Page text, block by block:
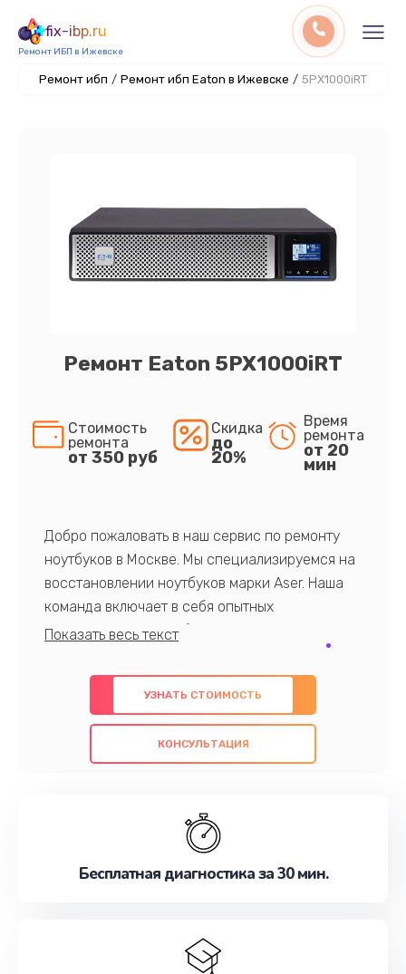
fix-ibp.ru
Ремонт ИБП в Ижевске
Ремонт ибп / Ремонт ибп Eaton в Ижевске / 5PX1000iRT
Ремонт Eaton 5PX1000iRT
Стоимость
ремонта
от 350 руб
Скидка
до
20%
Время
ремонта
от 20
мин
Добро пожаловать в наш сервис по ремонту
ноутбуков в Москве. Мы специализируемся на
восстановлении ноутбуков марки Aser. Наша
команда включает в себя опытных
профессионалов с обширными знаниями и
многолетним опытом в данной области. Мы
предлагаем быстрый и качественный ремонт с
использованием оригинальных компонентов, а
также гарантируем качество всех
проведенных работ. Наша цель - предоставить
наилучшим образом. Не медлите записаться на
УЗНАТЬ СТОИМОСТЬ
КОНСУЛЬТАЦИЯ
Бесплатная диагностика за 30 мин.